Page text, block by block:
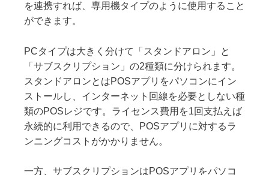
を連携すれば、専用機タイプのように使用すること
ができます。
PCタイプは大きく分けて「スタンドアロン」と
「サブスクリプション」の2種類に分けられます。
スタンドアロンとはPOSアプリをパソコンにイン
ストールし、インターネット回線を必要としない種
類のPOSレジです。ライセンス費用を1回支払えば
永続的に利用できるので、POSアプリに対するラ
ンニングコストがかかりません。
一方、サブスクリプションはPOSアプリをパソコ